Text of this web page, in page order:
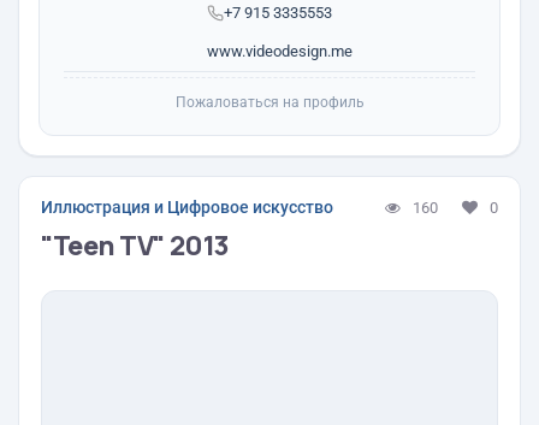
+7 915 3335553
www.videodesign.me
Пожаловаться на профиль
Иллюстрация и Цифровое искусство 160 0
"Teen TV" 2013